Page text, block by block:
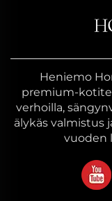
Heniemo
premium-
verhoilla,
älykäs valmistus
vuoden